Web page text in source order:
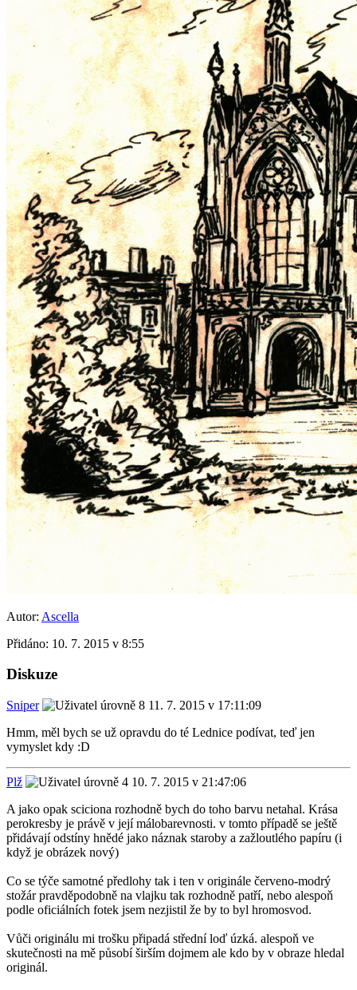
Autor: Ascella
Přidáno: 10. 7. 2015 v 8:55
Diskuze
Sniper
11. 7. 2015 v 17:11:09
Hmm, měl bych se už opravdu do té Lednice podívat, teď jen
vymyslet kdy :D
Plž
10. 7. 2015 v 21:47:06
A jako opak sciciona rozhodně bych do toho barvu netahal. Krása
perokresby je právě v její málobarevnosti. v tomto případě se ještě
přidávají odstíny hnědé jako náznak staroby a zažloutlého papíru (i
když je obrázek nový)
Co se týče samotné předlohy tak i ten v originále červeno-modrý
stožár pravděpodobně na vlajku tak rozhodně patří, nebo alespoň
podle oficiálních fotek jsem nezjistil že by to byl hromosvod.
Vůči originálu mi trošku připadá střední loď úzká. alespoň ve
skutečnosti na mě působí širším dojmem ale kdo by v obraze hledal
originál.